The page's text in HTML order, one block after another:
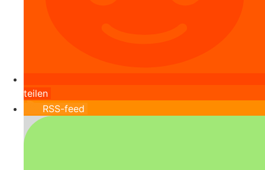
teilen
RSS-feed